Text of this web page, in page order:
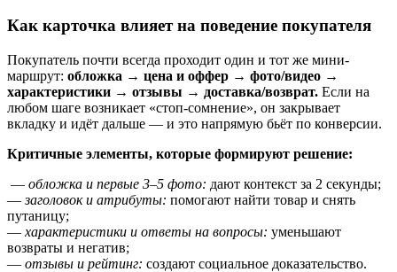
Как карточка влияет на поведение покупателя
Покупатель почти всегда проходит один и тот же мини-
маршрут: обложка → цена и оффер → фото/видео →
характеристики → отзывы → доставка/возврат. Если на
любом шаге возникает «стоп-сомнение», он закрывает
вкладку и идёт дальше — и это напрямую бьёт по конверсии.
Критичные элементы, которые формируют решение:
— обложка и первые 3–5 фото: дают контекст за 2 секунды;
—заголовок и атрибуты: помогают найти товар и снять
путаницу;
— характеристики и ответы на вопросы: уменьшают
возвраты и негатив;
— отзывы и рейтинг: создают социальное доказательство.